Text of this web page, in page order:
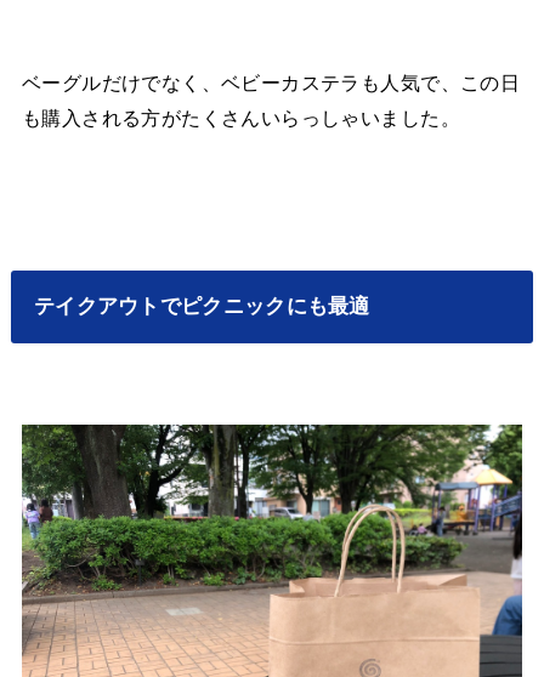
ベーグルだけでなく、ベビーカステラも人気で、この日
も購入される方がたくさんいらっしゃいました。
テイクアウトでピクニックにも最適